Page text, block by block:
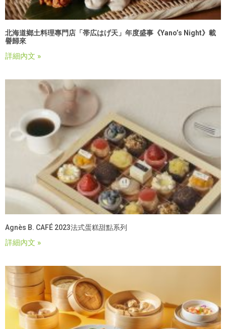
北海道鄉土料理專門店「帯広はげ天」年度盛事《Yano’s Night》載
譽歸來
詳細內文 »
Agnès B. CAFÉ 2023法式蛋糕甜點系列
詳細內文 »